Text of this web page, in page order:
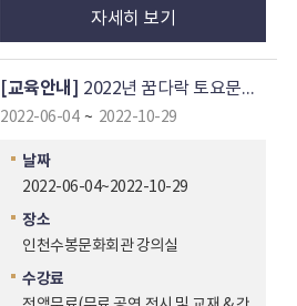
자세히 보기
[교육안내] 2022년 꿈다락 토요문화학교 예술감상교육
2022-06-04 ~ 2022-10-29
날짜
2022-06-04~2022-10-29
장소
인천수봉문화회관 강의실
수강료